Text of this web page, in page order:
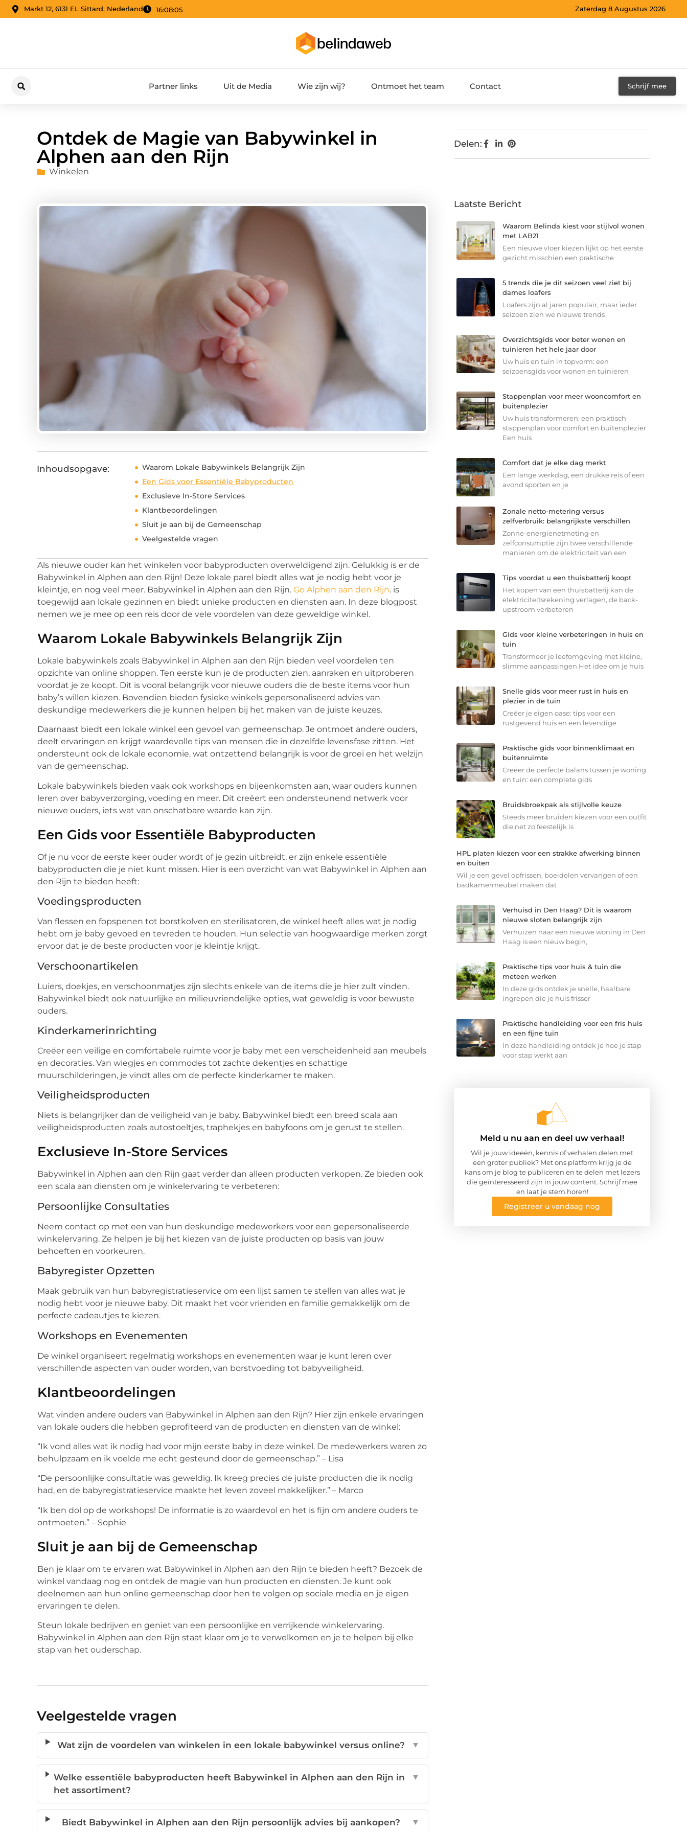
Markt 12, 6131 EL Sittard, Nederland 16:08:06 Zaterdag 8 Augustus 2026
Partner links Uit de Media Wie zijn wij? Ontmoet het team Contact Schrijf mee
Ontdek de Magie van Babywinkel in
Alphen aan den Rijn
Winkelen
Inhoudsopgave:
Waarom Lokale Babywinkels Belangrijk Zijn
Een Gids voor Essentiële Babyproducten
Exclusieve In-Store Services
Klantbeoordelingen
Sluit je aan bij de Gemeenschap
Veelgestelde vragen
Als nieuwe ouder kan het winkelen voor babyproducten overweldigend zijn. Gelukkig is er de
Babywinkel in Alphen aan den Rijn! Deze lokale parel biedt alles wat je nodig hebt voor je
kleintje, en nog veel meer. Babywinkel in Alphen aan den Rijn. Go Alphen aan den Rijn. is
toegewijd aan lokale gezinnen en biedt unieke producten en diensten aan. In deze blogpost
nemen we je mee op een reis door de vele voordelen van deze geweldige winkel.
Waarom Lokale Babywinkels Belangrijk Zijn
Lokale babywinkels zoals Babywinkel in Alphen aan den Rijn bieden veel voordelen ten
opzichte van online shoppen. Ten eerste kun je de producten zien, aanraken en uitproberen
voordat je ze koopt. Dit is vooral belangrijk voor nieuwe ouders die de beste items voor hun
baby’s willen kiezen. Bovendien bieden fysieke winkels gepersonaliseerd advies van
deskundige medewerkers die je kunnen helpen bij het maken van de juiste keuzes.
Daarnaast biedt een lokale winkel een gevoel van gemeenschap. Je ontmoet andere ouders,
deelt ervaringen en krijgt waardevolle tips van mensen die in dezelfde levensfase zitten. Het
ondersteunt ook de lokale economie, wat ontzettend belangrijk is voor de groei en het welzijn
van de gemeenschap.
Lokale babywinkels bieden vaak ook workshops en bijeenkomsten aan, waar ouders kunnen
leren over babyverzorging, voeding en meer. Dit creëert een ondersteunend netwerk voor
nieuwe ouders, iets wat van onschatbare waarde kan zijn.
Een Gids voor Essentiële Babyproducten
Of je nu voor de eerste keer ouder wordt of je gezin uitbreidt, er zijn enkele essentiële
babyproducten die je niet kunt missen. Hier is een overzicht van wat Babywinkel in Alphen aan
den Rijn te bieden heeft:
Voedingsproducten
Van flessen en fopspenen tot borstkolven en sterilisatoren, de winkel heeft alles wat je nodig
hebt om je baby gevoed en tevreden te houden. Hun selectie van hoogwaardige merken zorgt
ervoor dat je de beste producten voor je kleintje krijgt.
Verschoonartikelen
Luiers, doekjes, en verschoonmatjes zijn slechts enkele van de items die je hier zult vinden.
Babywinkel biedt ook natuurlijke en milieuvriendelijke opties, wat geweldig is voor bewuste
ouders.
Kinderkamerinrichting
Creëer een veilige en comfortabele ruimte voor je baby met een verscheidenheid aan meubels
en decoraties. Van wiegjes en commodes tot zachte dekentjes en schattige
muurschilderingen, je vindt alles om de perfecte kinderkamer te maken.
Veiligheidsproducten
Niets is belangrijker dan de veiligheid van je baby. Babywinkel biedt een breed scala aan
veiligheidsproducten zoals autostoeltjes, traphekjes en babyfoons om je gerust te stellen.
Exclusieve In-Store Services
Babywinkel in Alphen aan den Rijn gaat verder dan alleen producten verkopen. Ze bieden ook
een scala aan diensten om je winkelervaring te verbeteren:
Persoonlijke Consultaties
Neem contact op met een van hun deskundige medewerkers voor een gepersonaliseerde
winkelervaring. Ze helpen je bij het kiezen van de juiste producten op basis van jouw
behoeften en voorkeuren.
Babyregister Opzetten
Maak gebruik van hun babyregistratieservice om een lijst samen te stellen van alles wat je
nodig hebt voor je nieuwe baby. Dit maakt het voor vrienden en familie gemakkelijk om de
perfecte cadeautjes te kiezen.
Workshops en Evenementen
De winkel organiseert regelmatig workshops en evenementen waar je kunt leren over
verschillende aspecten van ouder worden, van borstvoeding tot babyveiligheid.
Klantbeoordelingen
Wat vinden andere ouders van Babywinkel in Alphen aan den Rijn? Hier zijn enkele ervaringen
van lokale ouders die hebben geprofiteerd van de producten en diensten van de winkel:
“Ik vond alles wat ik nodig had voor mijn eerste baby in deze winkel. De medewerkers waren zo
behulpzaam en ik voelde me echt gesteund door de gemeenschap.” – Lisa
“De persoonlijke consultatie was geweldig. Ik kreeg precies de juiste producten die ik nodig
had, en de babyregistratieservice maakte het leven zoveel makkelijker.” – Marco
“Ik ben dol op de workshops! De informatie is zo waardevol en het is fijn om andere ouders te
ontmoeten.” – Sophie
Sluit je aan bij de Gemeenschap
Ben je klaar om te ervaren wat Babywinkel in Alphen aan den Rijn te bieden heeft? Bezoek de
winkel vandaag nog en ontdek de magie van hun producten en diensten. Je kunt ook
deelnemen aan hun online gemeenschap door hen te volgen op sociale media en je eigen
ervaringen te delen.
Steun lokale bedrijven en geniet van een persoonlijke en verrijkende winkelervaring.
Babywinkel in Alphen aan den Rijn staat klaar om je te verwelkomen en je te helpen bij elke
stap van het ouderschap.
Veelgestelde vragen
Wat zijn de voordelen van winkelen in een lokale babywinkel versus online? ▼
Welke essentiële babyproducten heeft Babywinkel in Alphen aan den Rijn in
het assortiment?
▼
Biedt Babywinkel in Alphen aan den Rijn persoonlijk advies bij aankopen? ▼
Delen:
Laatste Bericht
Waarom Belinda kiest voor stijlvol wonen
met LAB21
Een nieuwe vloer kiezen lijkt op het eerste
gezicht misschien een praktische
5 trends die je dit seizoen veel ziet bij
dames loafers
Loafers zijn al jaren populair, maar ieder
seizoen zien we nieuwe trends
Overzichtsgids voor beter wonen en
tuinieren het hele jaar door
Uw huis en tuin in topvorm: een
seizoensgids voor wonen en tuinieren
Stappenplan voor meer wooncomfort en
buitenplezier
Uw huis transformeren: een praktisch
stappenplan voor comfort en buitenplezier
Een huis
Comfort dat je elke dag merkt
Een lange werkdag, een drukke reis of een
avond sporten en je
Zonale netto-metering versus
zelfverbruik: belangrijkste verschillen
Zonne-energienetmeting en
zelfconsumptie zijn twee verschillende
manieren om de elektriciteit van een
Tips voordat u een thuisbatterij koopt
Het kopen van een thuisbatterij kan de
elektriciteitsrekening verlagen, de back-
upstroom verbeteren
Gids voor kleine verbeteringen in huis en
tuin
Transformeer je leefomgeving met kleine,
slimme aanpassingen Het idee om je huis
Snelle gids voor meer rust in huis en
plezier in de tuin
Creëer je eigen oase: tips voor een
rustgevend huis en een levendige
Praktische gids voor binnenklimaat en
buitenruimte
Creëer de perfecte balans tussen je woning
en tuin: een complete gids
Bruidsbroekpak als stijlvolle keuze
Steeds meer bruiden kiezen voor een outfit
die net zo feestelijk is
HPL platen kiezen voor een strakke afwerking binnen
en buiten
Wil je een gevel opfrissen, boeidelen vervangen of een
badkamermeubel maken dat
Verhuisd in Den Haag? Dit is waarom
nieuwe sloten belangrijk zijn
Verhuizen naar een nieuwe woning in Den
Haag is een nieuw begin,
Praktische tips voor huis & tuin die
meteen werken
In deze gids ontdek je snelle, haalbare
ingrepen die je huis frisser
Praktische handleiding voor een fris huis
en een fijne tuin
In deze handleiding ontdek je hoe je stap
voor stap werkt aan
Meld u nu aan en deel uw verhaal!
Wil je jouw ideeën, kennis of verhalen delen met
een groter publiek? Met ons platform krijg je de
kans om je blog te publiceren en te delen met lezers
die geïnteresseerd zijn in jouw content. Schrijf mee
en laat je stem horen!
Registreer u vandaag nog